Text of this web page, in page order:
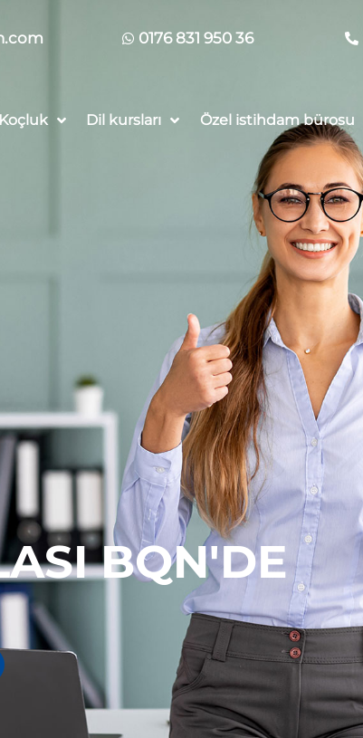
0176 831 950 36
Koçluk Dil kursları Özel istihdam bürosu
BQN'DE